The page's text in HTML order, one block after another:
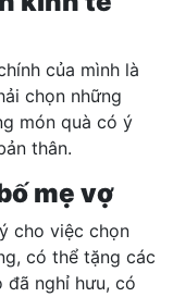
của mình là
chọn những
món quà có ý
thân.
mẹ vợ
cho việc chọn
có thể tặng các
đã nghỉ hưu, có